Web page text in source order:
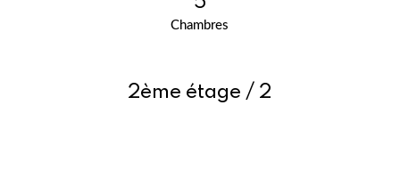
Chambres
2ème étage / 2